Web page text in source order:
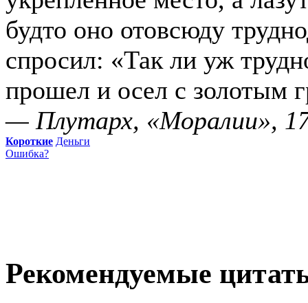
будто оно отовсюду
спросил: «Так ли уж
прошел и осел с золотым
— Плутарх, «Моралии»,
Короткие Деньги
Ошибка?
Рекомендуемые